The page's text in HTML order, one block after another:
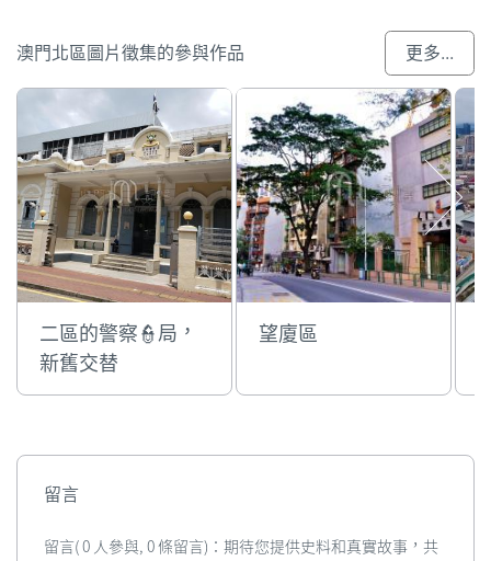
澳門北區圖片徵集的參與作品 更多...
二區的警察👮局，
新舊交替
望廈區
留言
留言( 0 人參與, 0 條留言)：期待您提供史料和真實故事，共